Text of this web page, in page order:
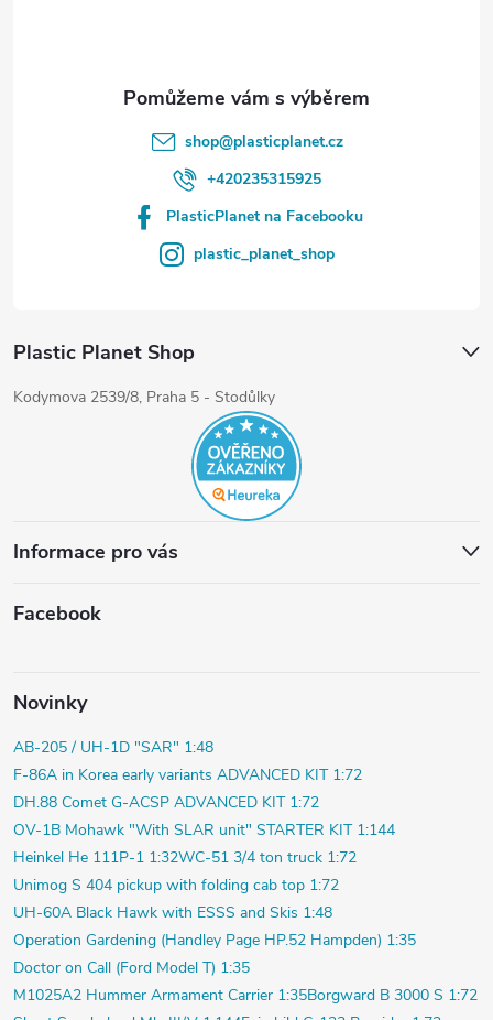
shop@plasticplanet.cz
+420235315925
PlasticPlanet na Facebooku
plastic_planet_shop
Plastic Planet Shop
Kodymova 2539/8, Praha 5 - Stodůlky
Informace pro vás
Facebook
Novinky
AB-205 / UH-1D "SAR" 1:48
F-86A in Korea early variants ADVANCED KIT 1:72
DH.88 Comet G-ACSP ADVANCED KIT 1:72
OV-1B Mohawk "With SLAR unit" STARTER KIT 1:144
Heinkel He 111P-1 1:32WC-51 3/4 ton truck 1:72
Unimog S 404 pickup with folding cab top 1:72
UH-60A Black Hawk with ESSS and Skis 1:48
Operation Gardening (Handley Page HP.52 Hampden) 1:35
Doctor on Call (Ford Model T) 1:35
M1025A2 Hummer Armament Carrier 1:35Borgward B 3000 S 1:72